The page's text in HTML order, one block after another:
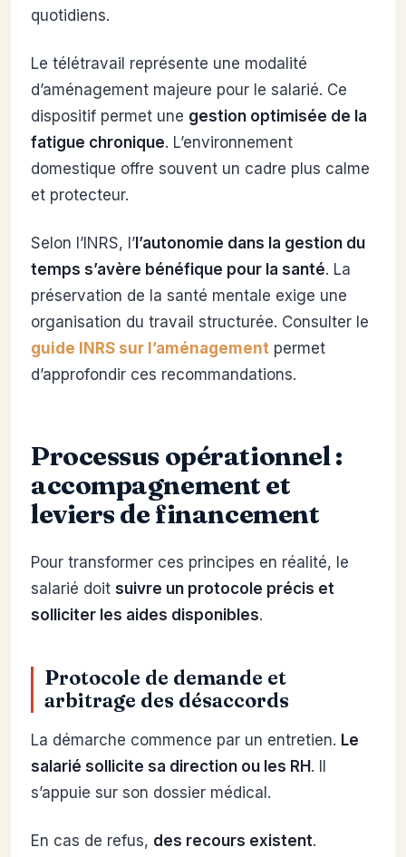
quotidiens.
Le télétravail représente une modalité
d’aménagement majeure pour le salarié. Ce
dispositif permet une gestion optimisée de la
fatigue chronique. L’environnement
domestique offre souvent un cadre plus calme
et protecteur.
Selon l’INRS, l’ l’autonomie dans la gestion du
temps s’avère bénéfique pour la santé. La
préservation de la santé mentale exige une
organisation du travail structurée. Consulter le
guide INRS sur l’aménagement permet
d’approfondir ces recommandations.
Processus opérationnel :
accompagnement et
leviers de financement
Pour transformer ces principes en réalité, le
salarié doit suivre un protocole précis et
solliciter les aides disponibles.
Protocole de demande et
arbitrage des désaccords
La démarche commence par un entretien. Le
salarié sollicite sa direction ou les RH . Il
s’appuie sur son dossier médical.
En cas de refus, des recours existent.